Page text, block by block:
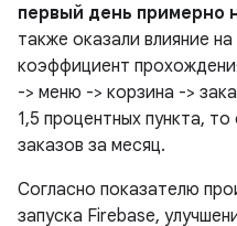
первый день примерно
также оказали влияние
коэффициент
-> меню -> корзина ->
1,5 процентных пункта,
заказов за месяц.
Согласно показателю
запуска Firebase,